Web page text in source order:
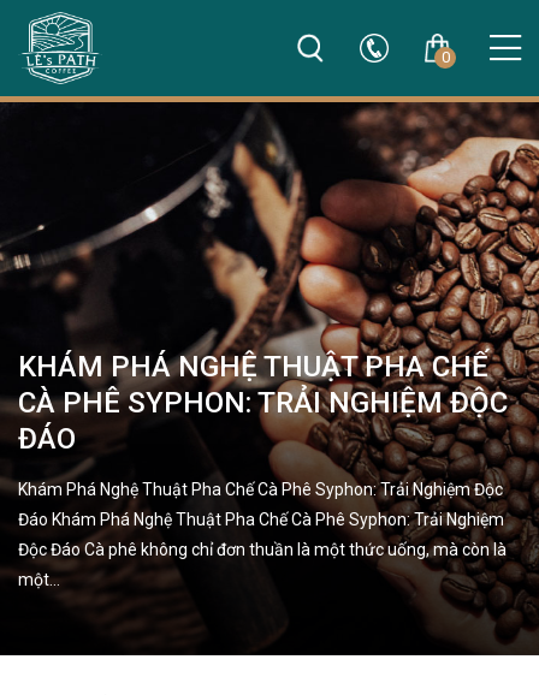
0
KHÁM PHÁ NGHỆ THUẬT PHA CHẾ
CÀ PHÊ SYPHON: TRẢI NGHIỆM ĐỘC
ĐÁO
Khám Phá Nghệ Thuật Pha Chế Cà Phê Syphon: Trải Nghiệm Độc
Đáo Khám Phá Nghệ Thuật Pha Chế Cà Phê Syphon: Trải Nghiệm
Độc Đáo Cà phê không chỉ đơn thuần là một thức uống, mà còn là
một…